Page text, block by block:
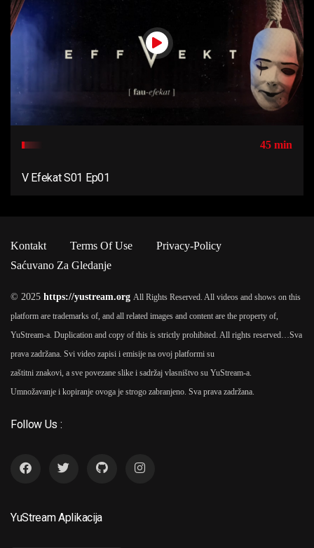
45 min
V Efekat S01 Ep01
Kontakt Terms Of Use
Privacy-Policy
Saćuvano Za Gledanje
© 2025 https://yustream.org All Rights Reserved. All videos and shows on this
platform are trademarks of, and all related images and content are the property of,
YuStream-a. Duplication and copy of this is strictly prohibited. All rights reserved… Sva
prava zadržana. Svi video zapisi i emisije na ovoj platformi su
zaštitni znakovi, a sve povezane slike i sadržaj vlasništvo su YuStream-a.
Umnožavanje i kopiranje ovoga je strogo zabranjeno. Sva prava zadržana.
Follow Us :
YuStream Aplikacija